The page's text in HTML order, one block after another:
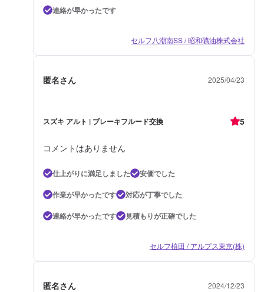
連絡が早かったです
セルフ八潮南SS / 昭和礦油株式会社
匿名さん 2025/04/23
スズキ アルト | ブレーキフルード交換 5
コメントはありません
仕上がりに満足しました
安価でした
作業が早かったです
対応が丁寧でした
連絡が早かったです
見積もりが正確でした
セルフ植田 / アルプス東京(株)
匿名さん 2024/12/23